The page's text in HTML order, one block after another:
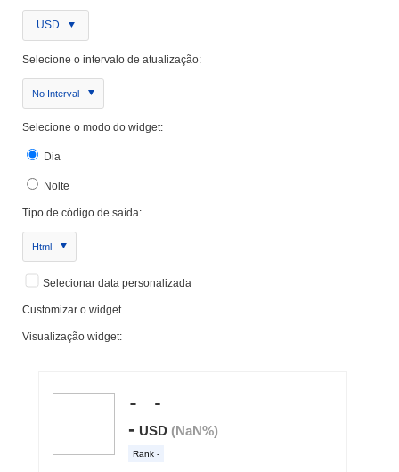
USD
Selecione o intervalo de atualização:
No Interval
Selecione o modo do widget:
Dia
Noite
Tipo de código de saída:
Html
Selecionar data personalizada
Customizar o widget
Visualização widget: